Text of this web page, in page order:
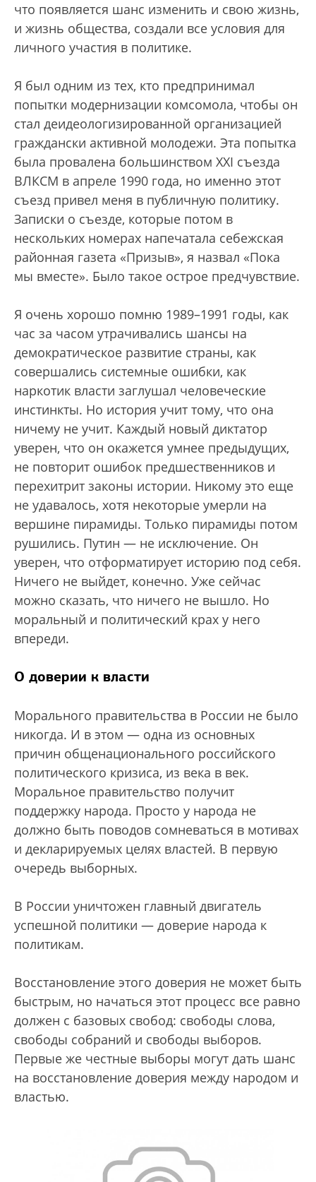
что появляется шанс изменить и свою жизнь,
и жизнь общества, создали все условия для
личного участия в политике.
Я был одним из тех, кто предпринимал
попытки модернизации комсомола, чтобы он
стал деидеологизированной организацией
граждански активной молодежи. Эта попытка
была провалена большинством XXI съезда
ВЛКСМ в апреле 1990 года, но именно этот
съезд привел меня в публичную политику.
Записки о съезде, которые потом в
нескольких номерах напечатала себежская
районная газета «Призыв», я назвал «Пока
мы вместе». Было такое острое предчувствие.
Я очень хорошо помню 1989–1991 годы, как
час за часом утрачивались шансы на
демократическое развитие страны, как
совершались системные ошибки, как
наркотик власти заглушал человеческие
инстинкты. Но история учит тому, что она
ничему не учит. Каждый новый диктатор
уверен, что он окажется умнее предыдущих,
не повторит ошибок предшественников и
перехитрит законы истории. Никому это еще
не удавалось, хотя некоторые умерли на
вершине пирамиды. Только пирамиды потом
рушились. Путин — не исключение. Он
уверен, что отформатирует историю под себя.
Ничего не выйдет, конечно. Уже сейчас
можно сказать, что ничего не вышло. Но
моральный и политический крах у него
впереди.
О доверии к власти
Морального правительства в России не было
никогда. И в этом — одна из основных
причин общенационального российского
политического кризиса, из века в век.
Моральное правительство получит
поддержку народа. Просто у народа не
должно быть поводов сомневаться в мотивах
и декларируемых целях властей. В первую
очередь выборных.
В России уничтожен главный двигатель
успешной политики — доверие народа к
политикам.
Восстановление этого доверия не может быть
быстрым, но начаться этот процесс все равно
должен с базовых свобод: свободы слова,
свободы собраний и свободы выборов.
Первые же честные выборы могут дать шанс
на восстановление доверия между народом и
властью.